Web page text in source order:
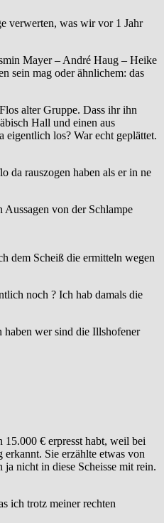
verwerten, was wir vor 1 Jahr
Mayer – André Haug – Heike
sein mag oder ähnlichem: das
alter Gruppe. Dass ihr ihn
Hall und einen aus
los? War echt geplättet.
da rauszogen haben als er in ne
von der Schlampe
dem Scheiß die ermitteln wegen
noch ? Ich hab damals die
haben wer sind die Illshofener
€ erpresst habt, weil bei
Sie erzählte etwas von
nicht in diese Scheisse mit rein.
ich trotz meiner rechten